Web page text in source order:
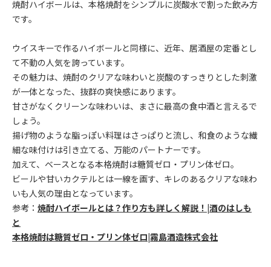
焼酎ハイボールは、本格焼酎をシンプルに炭酸水で割った飲み方
です。
ウイスキーで作るハイボールと同様に、近年、居酒屋の定番とし
て不動の人気を誇っています。
その魅力は、焼酎のクリアな味わいと炭酸のすっきりとした刺激
が一体となった、抜群の爽快感にあります。
甘さがなくクリーンな味わいは、まさに最高の食中酒と言えるで
しょう。
揚げ物のような脂っぽい料理はさっぱりと流し、和食のような繊
細な味付けは引き立てる、万能のパートナーです。
加えて、ベースとなる本格焼酎は糖質ゼロ・プリン体ゼロ。
ビールや甘いカクテルとは一線を画す、キレのあるクリアな味わ
いも人気の理由となっています。
参考： 焼酎ハイボールとは？作り方も詳しく解説！|酒のはしも
と
本格焼酎は糖質ゼロ・プリン体ゼロ|霧島酒造株式会社